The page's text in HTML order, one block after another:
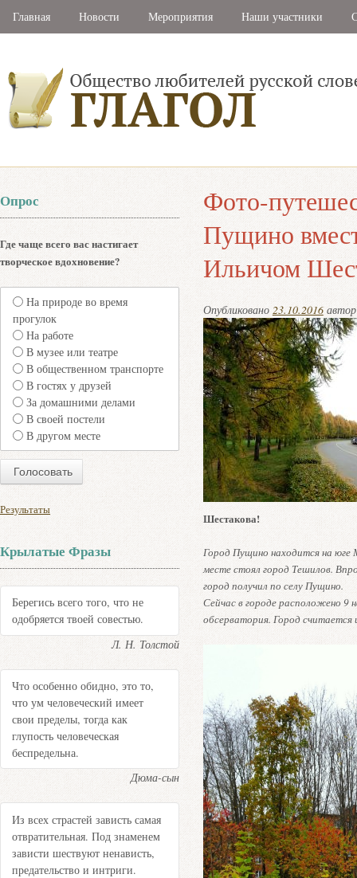
Главная Новости Мероприятия Наши участники
Фото-
Пущино
Ильичом
Опубликовано 23.10.2016
Шестакова!
Город Пущино находится на юге
месте стоял город Тешилов.
город получил по селу Пущино.
Сейчас в городе расположено 9
обсерватория. Город считается
Опрос
Где чаще всего вас настигает
творческое вдохновение?
На природе во время
прогулок
На работе
В музее или театре
В общественном транспорте
В гостях у друзей
За домашними делами
В своей постели
В другом месте
Результаты
Крылатые Фразы
Берегись всего того, что не
одобряется твоей совестью.
Л. Н. Толстой
Что особенно обидно, это то,
что ум человеческий имеет
свои пределы, тогда как
глупость человеческая
беспредельна.
Дюма-сын
Из всех страстей зависть самая
отвратительная. Под знаменем
зависти шествуют ненависть,
предательство и интриги.